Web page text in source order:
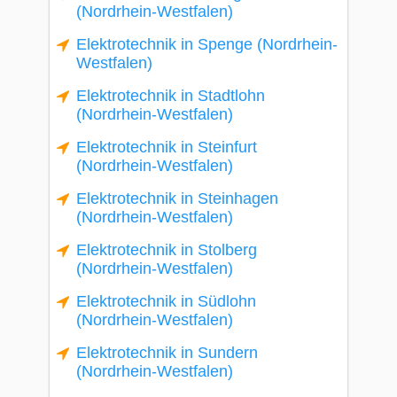
(Nordrhein-Westfalen)
Elektrotechnik in Spenge (Nordrhein-
Westfalen)
Elektrotechnik in Stadtlohn
(Nordrhein-Westfalen)
Elektrotechnik in Steinfurt
(Nordrhein-Westfalen)
Elektrotechnik in Steinhagen
(Nordrhein-Westfalen)
Elektrotechnik in Stolberg
(Nordrhein-Westfalen)
Elektrotechnik in Südlohn
(Nordrhein-Westfalen)
Elektrotechnik in Sundern
(Nordrhein-Westfalen)